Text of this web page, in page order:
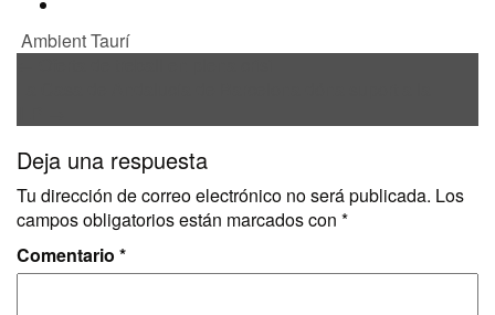
Ambient Taurí
Navegación
entradas
Deja una respuesta
Tu dirección de correo electrónico no será publicada. Los
campos obligatorios están marcados con *
Comentario *